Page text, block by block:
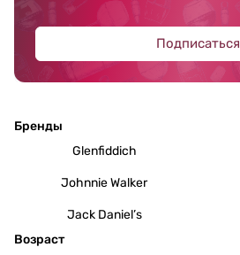
Подписаться
Бренды
Glenfiddich
Johnnie Walker
Jack Daniel’s
Возраст